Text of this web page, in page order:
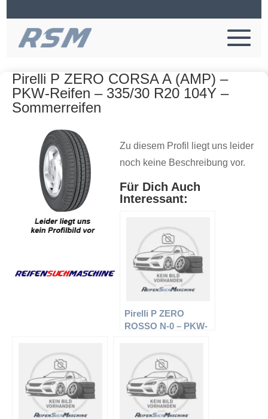
Pirelli P ZERO CORSA A (AMP) –
PKW-Reifen – 335/30 R20 104Y –
Sommerreifen
Zu diesem Profil liegt uns leider
noch keine Beschreibung vor.
Für Dich Auch
Interessant:
Pirelli P ZERO
ROSSO N-0 – PKW-